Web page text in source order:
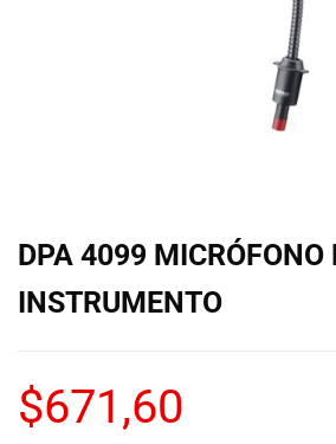
marcas del
mercado,
desde
guitarras,
y baterías
altavoces.
También
contamos
una selección
DPA 4099 MICRÓFONO
INSTRUMENTO
$671,60